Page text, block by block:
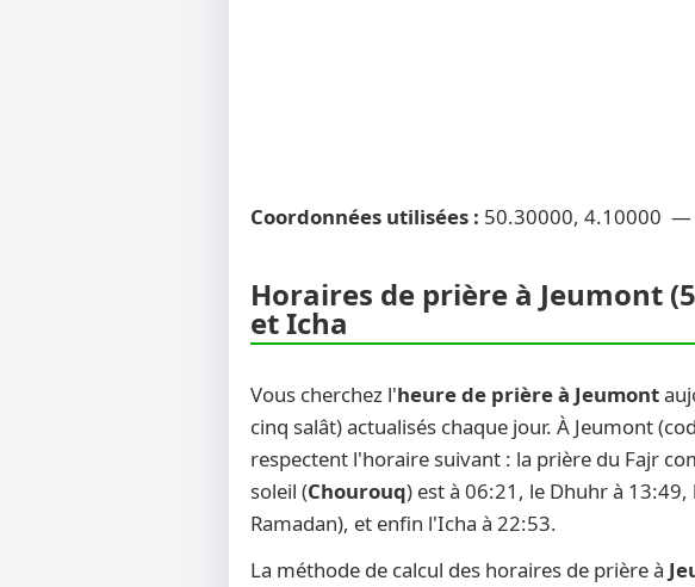
Coordonnées utilisées : 50.30000, 4.10000 —
Horaires de prière à Jeumont
et Icha
Vous cherchez l'heure de prière à Jeumont
cinq salât) actualisés chaque jour. À Jeumont
respectent l'horaire suivant : la prière du Fajr
soleil (Chourouq) est à 06:21, le Dhuhr à
Ramadan), et enfin l'Icha à 22:53.
La méthode de calcul des horaires de prière à